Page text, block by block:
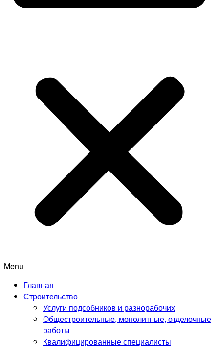
Menu
Главная
Строительство
Услуги подсобников и разнорабочих
Общестроительные, монолитные, отделочные
работы
Квалифицированные специалисты